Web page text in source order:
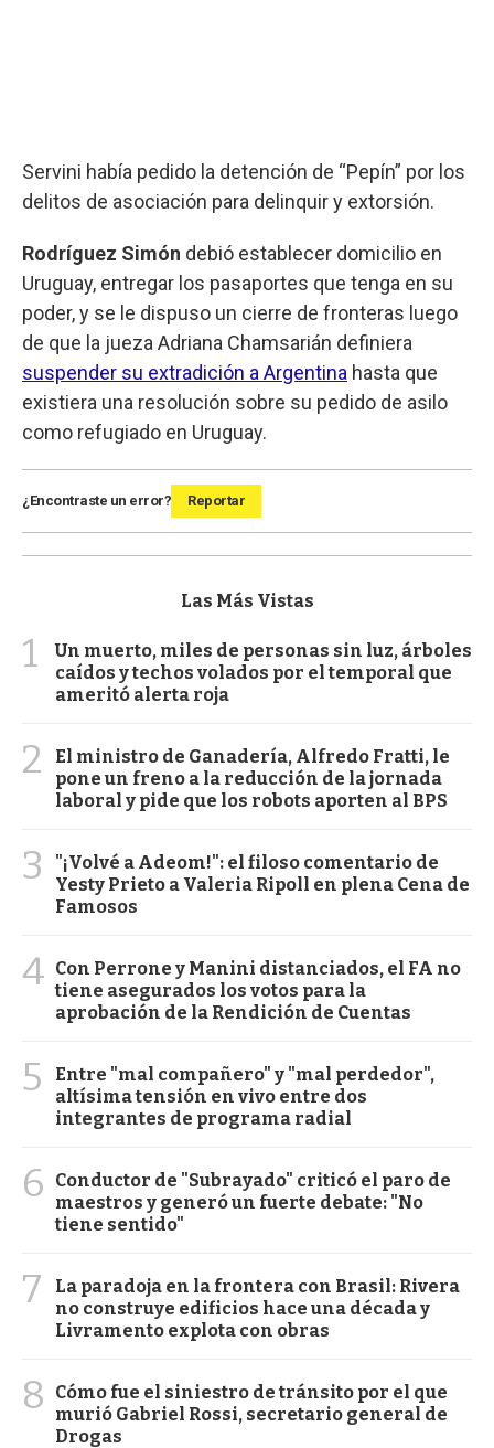
Servini había pedido la detención de “Pepín” por los
delitos de asociación para delinquir y extorsión.
Rodríguez Simón debió establecer domicilio en
Uruguay, entregar los pasaportes que tenga en su
poder, y se le dispuso un cierre de fronteras luego
de que la jueza Adriana Chamsarián definiera
suspender su extradición a Argentina hasta que
existiera una resolución sobre su pedido de asilo
como refugiado en Uruguay.
¿Encontraste un error? Reportar
Las Más Vistas
1
Un muerto, miles de personas sin luz, árboles
caídos y techos volados por el temporal que
ameritó alerta roja
2
El ministro de Ganadería, Alfredo Fratti, le
pone un freno a la reducción de la jornada
laboral y pide que los robots aporten al BPS
3
"¡Volvé a Adeom!": el filoso comentario de
Yesty Prieto a Valeria Ripoll en plena Cena de
Famosos
4 Con Perrone y Manini distanciados, el FA no
tiene asegurados los votos para la
aprobación de la Rendición de Cuentas
5
Entre "mal compañero" y "mal perdedor",
altísima tensión en vivo entre dos
integrantes de programa radial
6
Conductor de "Subrayado" criticó el paro de
maestros y generó un fuerte debate: "No
tiene sentido"
7
La paradoja en la frontera con Brasil: Rivera
no construye edificios hace una década y
Livramento explota con obras
8
Cómo fue el siniestro de tránsito por el que
murió Gabriel Rossi, secretario general de
Drogas